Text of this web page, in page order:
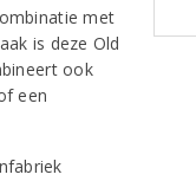
met
is deze Old
ook
een